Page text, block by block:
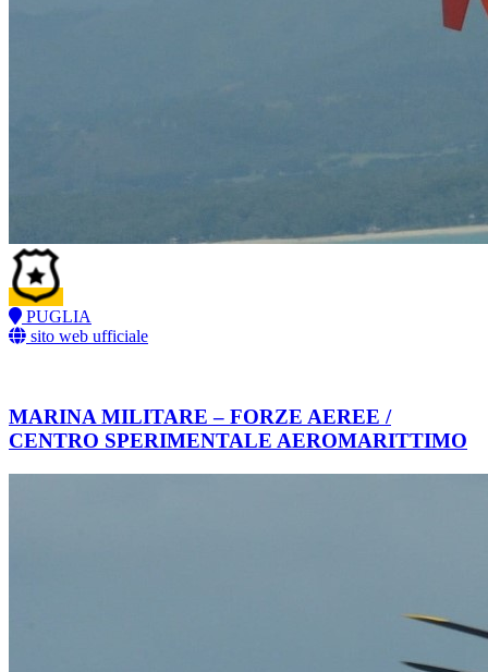
PUGLIA
sito web ufficiale
MARINA MILITARE – FORZE AEREE /
CENTRO SPERIMENTALE AEROMARITTIMO